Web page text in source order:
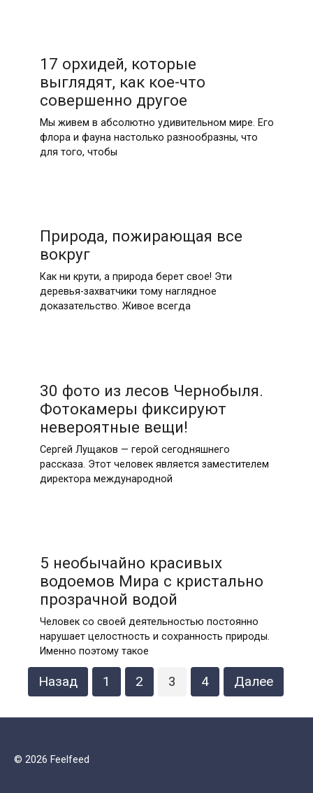
17 орхидей, которые
выглядят, как кое-что
совершенно другое
Мы живем в абсолютно удивительном мире. Его
флора и фауна настолько разнообразны, что
для того, чтобы
Природа, пожирающая все
вокруг
Как ни крути, а природа берет свое! Эти
деревья-захватчики тому наглядное
доказательство. Живое всегда
30 фото из лесов Чернобыля.
Фотокамеры фиксируют
невероятные вещи!
Сергей Лущаков — герой сегодняшнего
рассказа. Этот человек является заместителем
директора международной
5 необычайно красивых
водоемов Мира с кристально
прозрачной водой
Человек со своей деятельностью постоянно
нарушает целостность и сохранность природы.
Именно поэтому такое
Пагинация
Назад 1 2 3 4 Далее
© 2026 Feelfeed